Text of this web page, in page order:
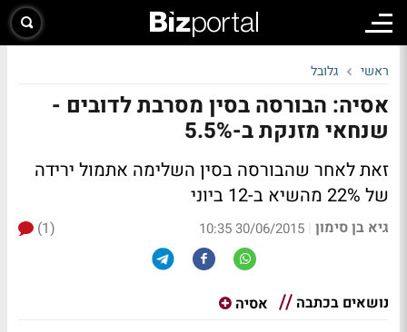
ראשי גלובל
אסיה: הבורסה בסין מסרבת לדובים -
שנחאי מזנקת ב-5.5%
זאת לאחר שהבורסה בסין השלימה אתמול ירידה
של 22% מהשיא ב-12 ביוני
גיא בן סימון |
30/06/2015 10:35
(1)
נושאים בכתבה אסיה